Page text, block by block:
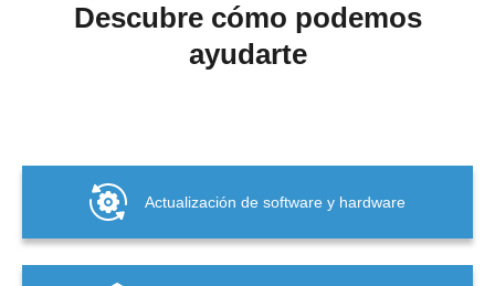
Descubre cómo podemos
ayudarte
Actualización de software y hardware